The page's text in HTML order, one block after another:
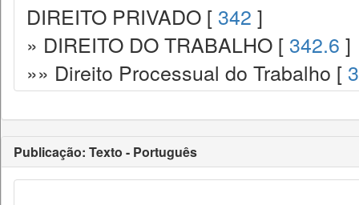
DIREITO PRIVADO [ 342 ]
» DIREITO DO TRABALHO [ 342.6 ]
»» Direito Processual do Trabalho [
Publicação: Texto - Português